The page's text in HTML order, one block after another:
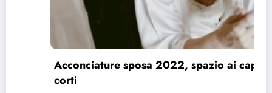
Acconciature sposa 2022, spazio ai capelli